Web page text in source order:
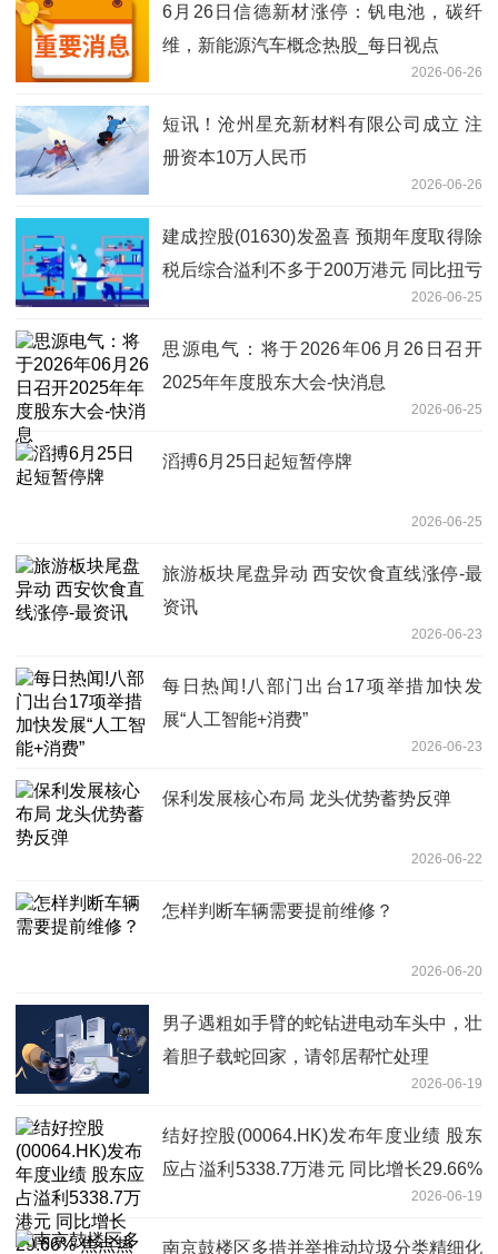
6月26日信德新材涨停：钒电池，碳纤
维，新能源汽车概念热股_每日视点
2026-06-26
短讯！沧州星充新材料有限公司成立 注
册资本10万人民币
2026-06-26
建成控股(01630)发盈喜 预期年度取得除
税后综合溢利不多于200万港元 同比扭亏
2026-06-25
思源电气：将于2026年06月26日召开
2025年年度股东大会-快消息
2026-06-25
滔搏6月25日起短暂停牌
2026-06-25
旅游板块尾盘异动 西安饮食直线涨停-最
资讯
2026-06-23
每日热闻!八部门出台17项举措加快发
展“人工智能+消费”
2026-06-23
保利发展核心布局 龙头优势蓄势反弹
2026-06-22
怎样判断车辆需要提前维修？
2026-06-20
男子遇粗如手臂的蛇钻进电动车头中，壮
着胆子载蛇回家，请邻居帮忙处理
2026-06-19
结好控股(00064.HK)发布年度业绩 股东
应占溢利5338.7万港元 同比增长29.66%
2026-06-19
南京鼓楼区多措并举推动垃圾分类精细化